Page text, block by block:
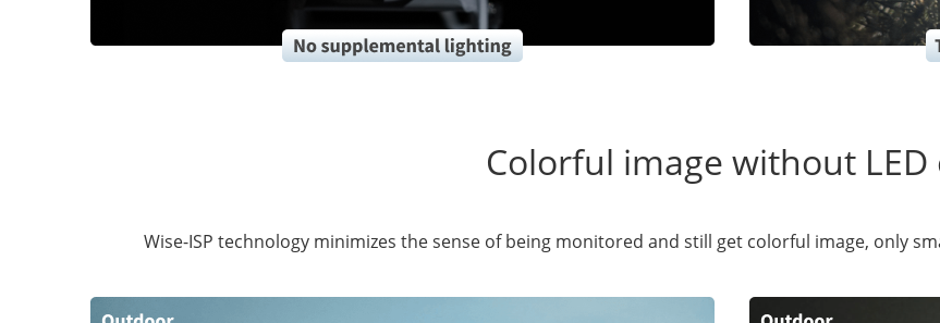
Colorful image without LED
Wise-ISP technology minimizes the sense of being monitored and still get colorful image, only